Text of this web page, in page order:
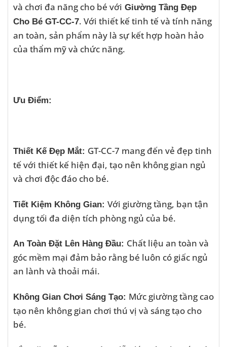
và chơi đa năng cho bé với Giường Tầng Đẹp
Cho Bé GT-CC-7. Với thiết kế tinh tế và tính năng
an toàn, sản phẩm này là sự kết hợp hoàn hảo
của thẩm mỹ và chức năng.
Ưu Điểm:
Thiết Kế Đẹp Mắt: GT-CC-7 mang đến vẻ đẹp tinh
tế với thiết kế hiện đại, tạo nên không gian ngủ
và chơi độc đáo cho bé.
Tiết Kiệm Không Gian: Với giường tầng, bạn tận
dụng tối đa diện tích phòng ngủ của bé.
An Toàn Đặt Lên Hàng Đầu: Chất liệu an toàn và
góc mềm mại đảm bảo rằng bé luôn có giấc ngủ
an lành và thoải mái.
Không Gian Chơi Sáng Tạo: Mức giường tầng cao
tạo nên không gian chơi thú vị và sáng tạo cho
bé.